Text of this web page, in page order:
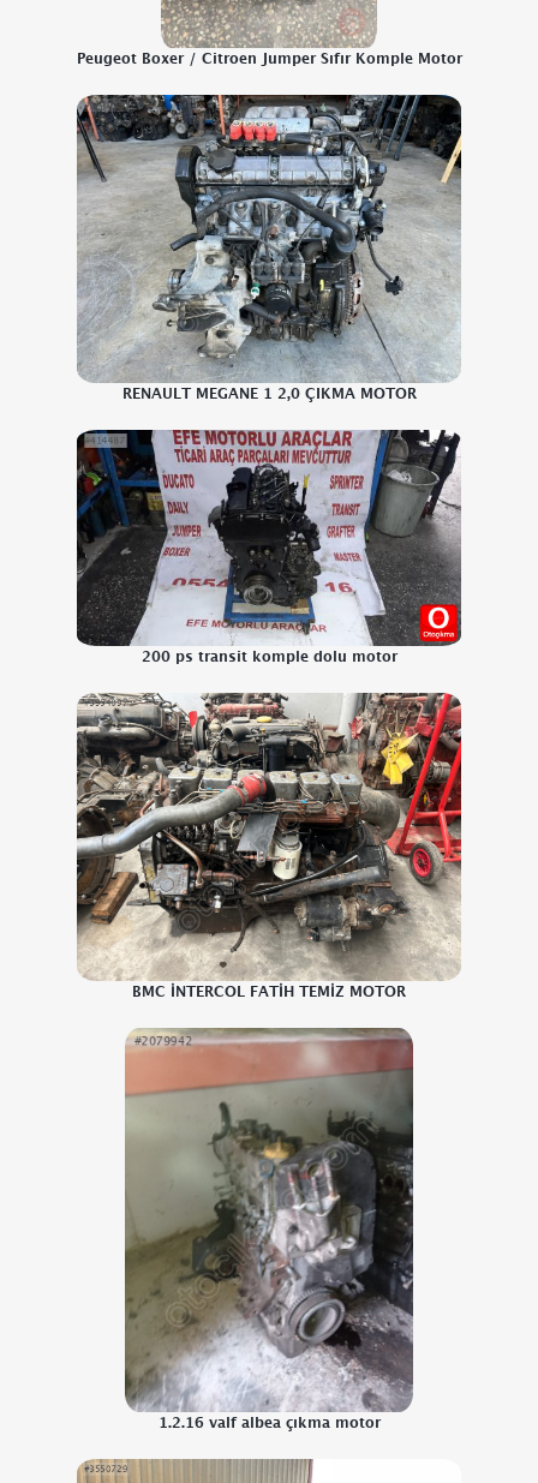
Peugeot Boxer / Citroen Jumper Sıfır Komple Motor
RENAULT MEGANE 1 2,0 ÇIKMA MOTOR
200 ps transit komple dolu motor
BMC İNTERCOL FATİH TEMİZ MOTOR
1.2.16 valf albea çıkma motor